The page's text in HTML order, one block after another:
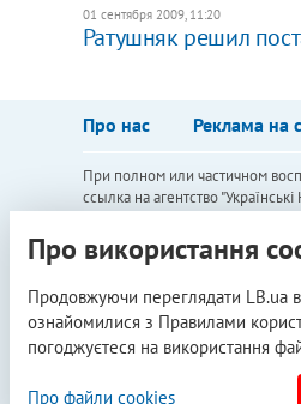
01 сентября 2009, 11:20
Ратушняк решил
Про нас Реклама на
При полном или частичном
ссылка на агентство
Материалы, которые
этого контента и разделяет
Редакция не несет
рекламодатель.
Субъект в сфере онлайн-
Про використання
Продовжуючи переглядати LB.ua
ознайомилися з Правилами
погоджуєтеся на використання
Про файли cookies